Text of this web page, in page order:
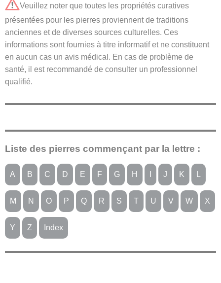
Veuillez noter que toutes les propriétés curatives
présentées pour les pierres proviennent de traditions
anciennes et de diverses sources culturelles. Ces
informations sont fournies à titre informatif et ne constituent
en aucun cas un avis médical. En cas de problème de
santé, il est recommandé de consulter un professionnel
qualifié.
Liste des pierres commençant par la lettre :
A B C D E F G H J K
M N O P Q R S T U V W X
Y Z Index